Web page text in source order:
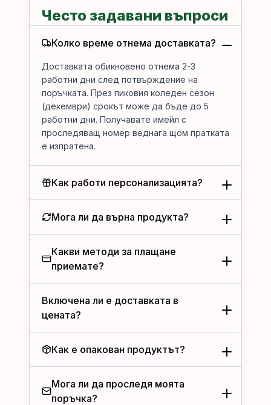
Често задавани въпроси
Колко време отнема доставката?
Доставката обикновено отнема 2-3
работни дни след потвърждение на
поръчката. През пиковия коледен сезон
(декември) срокът може да бъде до 5
работни дни. Получавате имейл с
проследяващ номер веднага щом пратката
е изпратена.
Как работи персонализацията?
Мога ли да върна продукта?
Какви методи за плащане
приемате?
Включена ли е доставката в
цената?
Как е опакован продуктът?
Мога ли да проследя моята
поръчка?